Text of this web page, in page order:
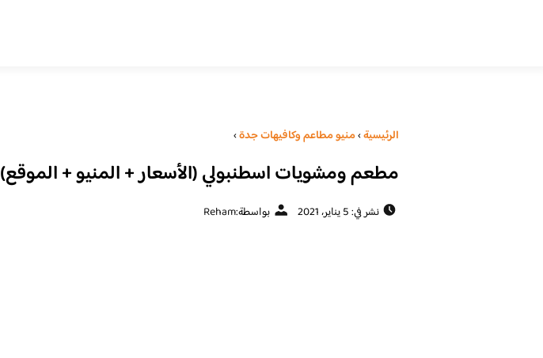
الرئيسية›منيو مطاعم وكافيهات جدة›
مطعم ومشويات اسطنبولي (الأسعار + المنيو + الموقع)
نشر في: 5 يناير، 2021 بواسطة:Reham